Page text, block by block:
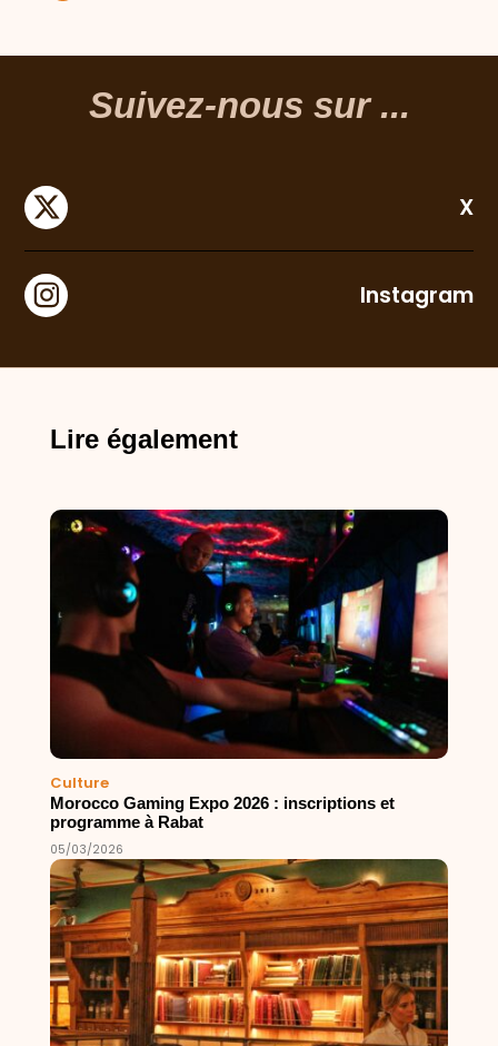
Suivez-nous sur ...
X
Instagram
Lire également
Culture
Morocco Gaming Expo 2026 : inscriptions et
programme à Rabat
05/03/2026